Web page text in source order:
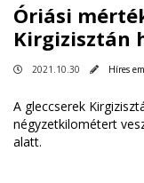
Óriási
Kirgizisztán
2021.10.30 Híres
A gleccserek
négyzetkilométert
alatt.